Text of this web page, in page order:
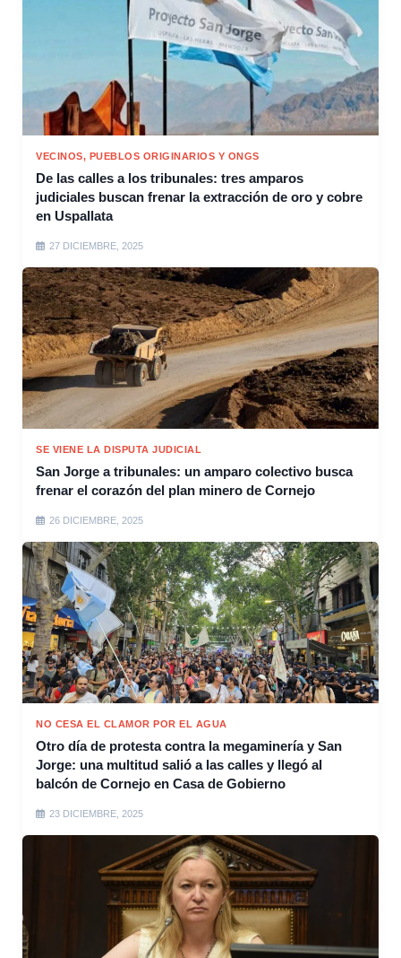
VECINOS, PUEBLOS ORIGINARIOS Y ONGS
De las calles a los tribunales: tres amparos
judiciales buscan frenar la extracción de oro y cobre
en Uspallata
27 DICIEMBRE, 2025
SE VIENE LA DISPUTA JUDICIAL
San Jorge a tribunales: un amparo colectivo busca
frenar el corazón del plan minero de Cornejo
26 DICIEMBRE, 2025
NO CESA EL CLAMOR POR EL AGUA
Otro día de protesta contra la megaminería y San
Jorge: una multitud salió a las calles y llegó al
balcón de Cornejo en Casa de Gobierno
23 DICIEMBRE, 2025